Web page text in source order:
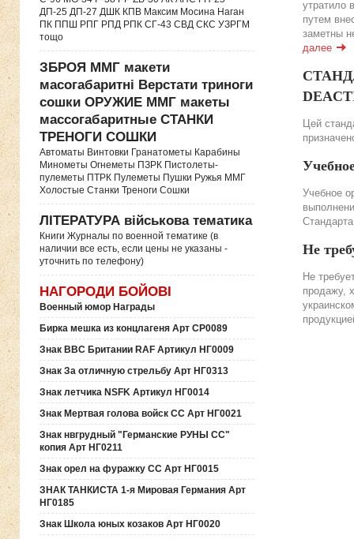
ДП-25 ДП-27 ДШК КПВ Максим Мосина Наган
ПК ППШ РПГ РПД РПК СГ-43 СВД CКС УЗРГМ
тощо
ЗБРОЯ ММГ макети
масогабаритні Верстати триноги
сошки ОРУЖИЕ ММГ макеты
массогабаритные СТАНКИ
ТРЕНОГИ СОШКИ
Автоматы Винтовки Гранатометы Карабины
Минометы Огнеметы ПЗРК Пистолеты-
пулеметы ПТРК Пулеметы Пушки Ружья ММГ
Холостые Станки Треноги Сошки
ЛІТЕРАТУРА військова тематика
Книги Журналы по военной тематике (в
наличии все есть, если цены не указаны -
уточнить по телефону)
НАГОРОДИ БОЙОВІ
Военный юмор Награды
Бирка мешка из концлагеня Арт СР0089
Знак ВВС Британии RAF Артикул НГ0009
Знак За отличную стрельбу Арт НГ0313
Знак летчика NSFK Артикул НГ0014
Знак Мертвая голова войск СС Арт НГ0021
Знак нвгрудный "Германские РУНЫ СС"
копия Арт НГ0211
Знак орел на фуражку СС Арт НГ0015
ЗНАК ТАНКИСТА 1-я Мировая Германия Арт
НГ0185
Знак Школа юных козаков Арт НГ0020
утратило
путем
заметны
далее
Цей
Учебное
Не
Не
продажу,